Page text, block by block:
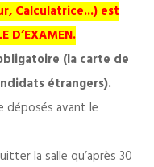
Calculatrice...) est
(la carte de
étrangers).
déposés avant le
la salle qu’après 30